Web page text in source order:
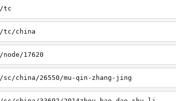
tc
tc/china
17620
sc/china/26550/mu-qin-zhang-jing